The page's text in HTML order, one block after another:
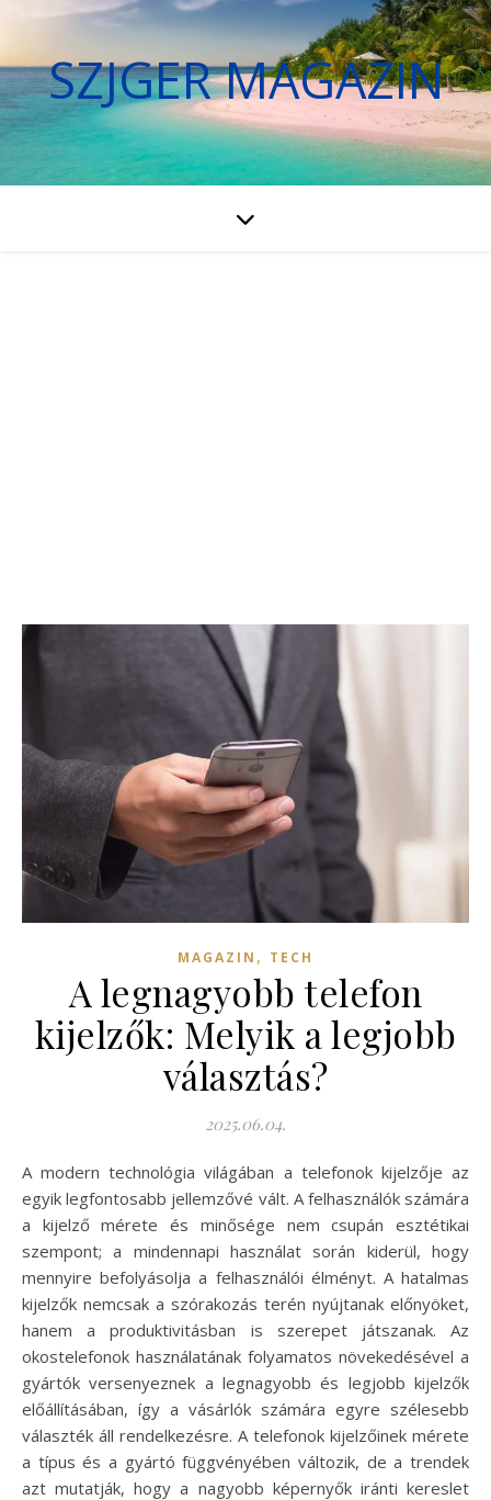
SZJGER MAGAZIN
MAGAZIN , TECH
A legnagyobb telefon
kijelzők: Melyik a legjobb
választás?
2025.06.04.
A modern technológia világában a telefonok kijelzője az
egyik legfontosabb jellemzővé vált. A felhasználók számára
a kijelző mérete és minősége nem csupán esztétikai
szempont; a mindennapi használat során kiderül, hogy
mennyire befolyásolja a felhasználói élményt. A hatalmas
kijelzők nemcsak a szórakozás terén nyújtanak előnyöket,
hanem a produktivitásban is szerepet játszanak. Az
okostelefonok használatának folyamatos növekedésével a
gyártók versenyeznek a legnagyobb és legjobb kijelzők
előállításában, így a vásárlók számára egyre szélesebb
választék áll rendelkezésre. A telefonok kijelzőinek mérete
a típus és a gyártó függvényében változik, de a trendek
azt mutatják, hogy a nagyobb képernyők iránti kereslet